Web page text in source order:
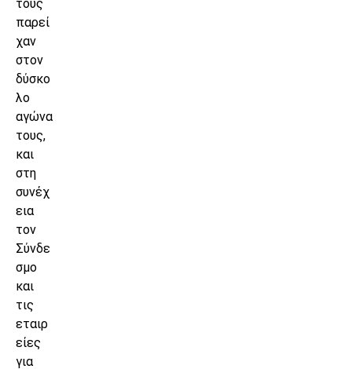
τους
παρεί
χαν
στον
δύσκο
λο
αγώνα
τους,
και
στη
συνέχ
εια
τον
Σύνδε
σμο
και
τις
εταιρ
είες
για